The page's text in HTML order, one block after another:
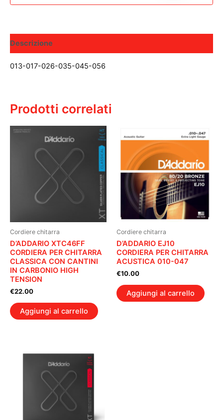
Descrizione
013-017-026-035-045-056
Prodotti correlati
Cordiere chitarra
D’ADDARIO XTC46FF
CORDIERA PER CHITARRA
CLASSICA CON CANTINI
IN CARBONIO HIGH
TENSION
€22.00
Aggiungi al carrello
Cordiere chitarra
D’ADDARIO EJ10
CORDIERA PER CHITARRA
ACUSTICA 010-047
€10.00
Aggiungi al carrello